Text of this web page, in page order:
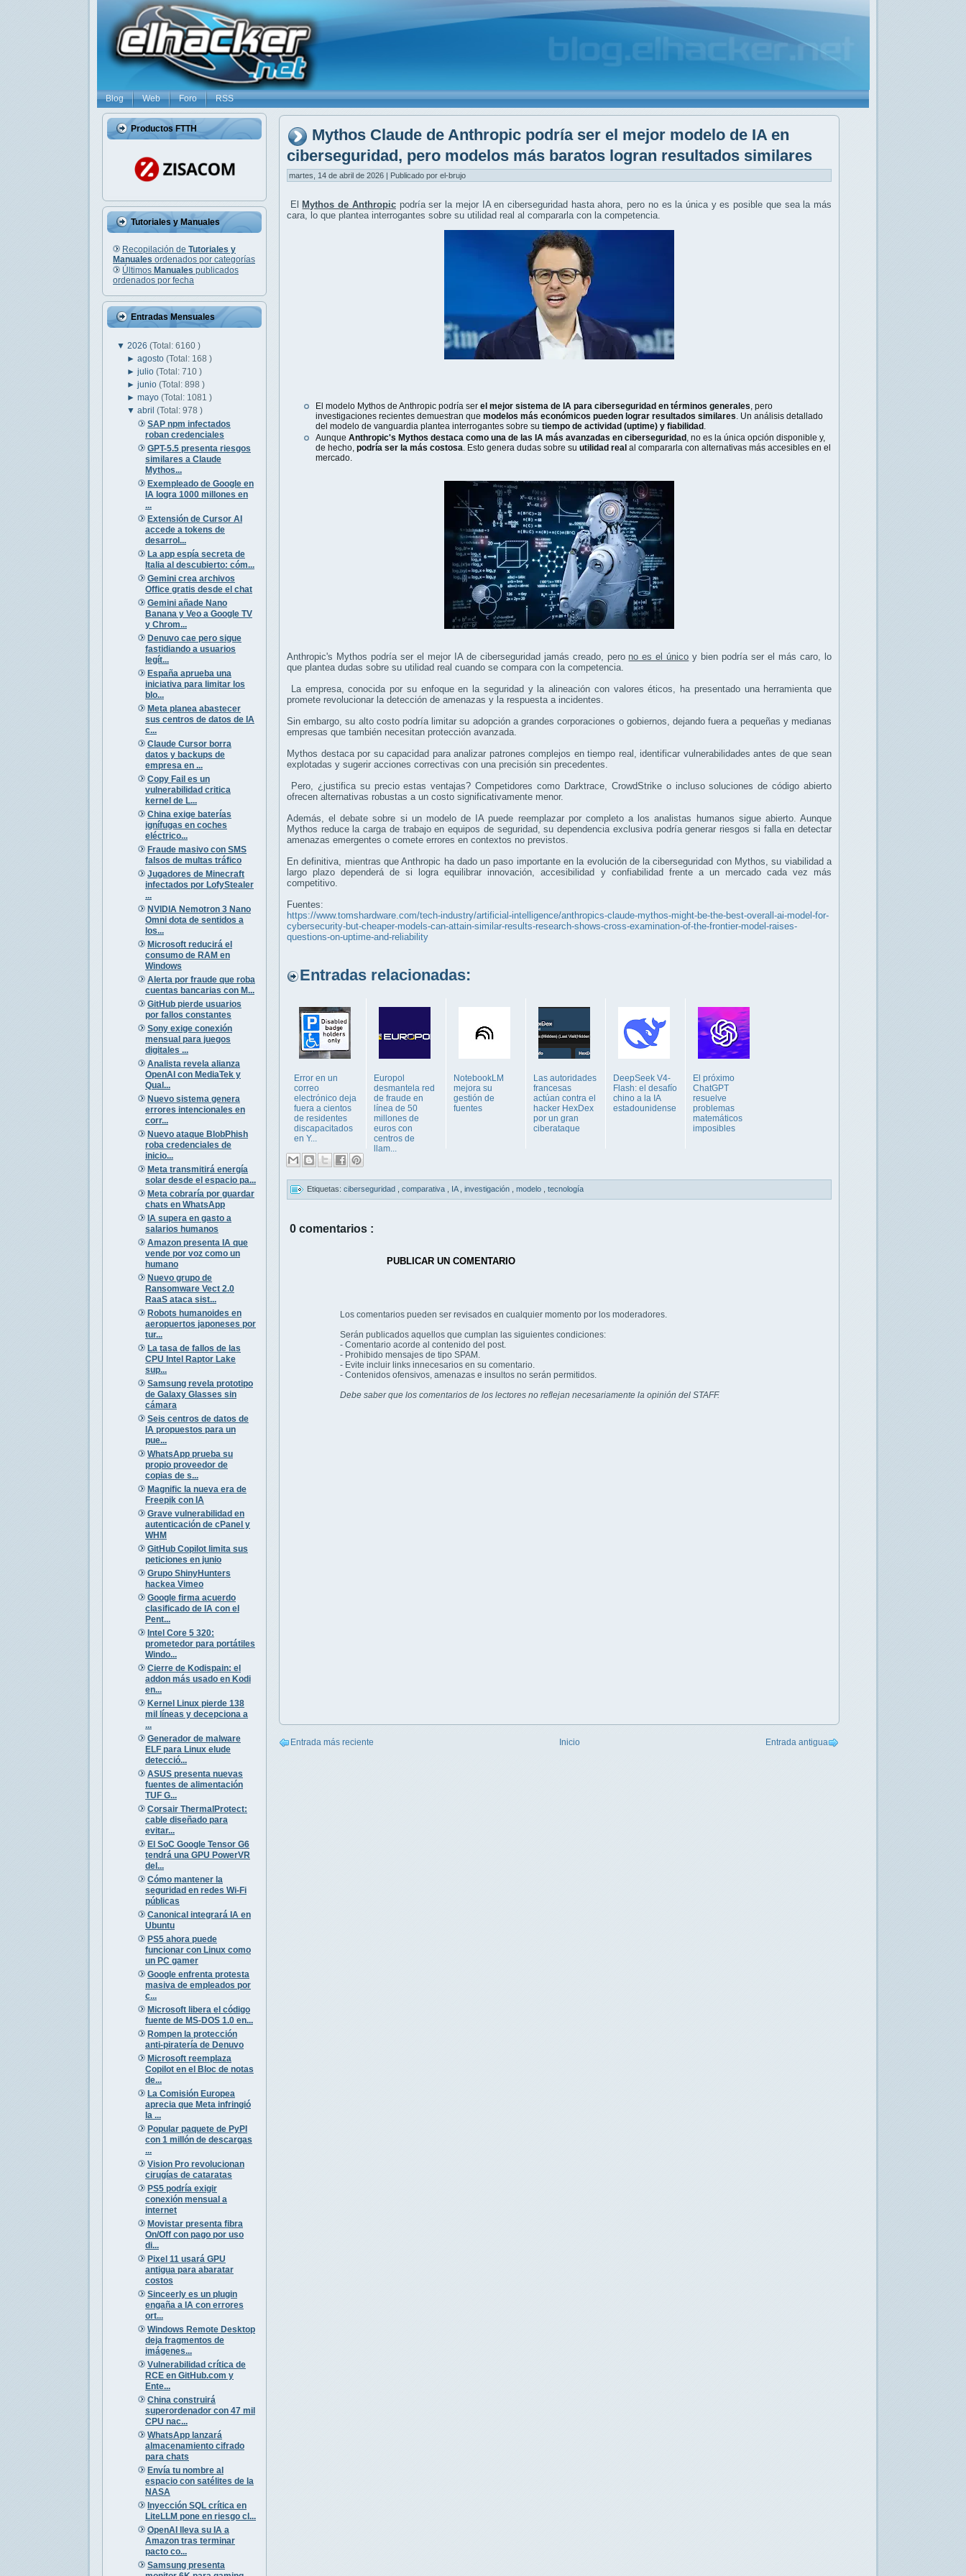
Blog Web Foro RSS
Productos FTTH
Tutoriales y Manuales
Recopilación de Tutoriales y
Manuales ordenados por categorías
Últimos Manuales publicados
ordenados por fecha
Entradas Mensuales
▼ 2026 (Total: 6160 )
►agosto(Total: 168 )
►julio(Total: 710 )
►junio(Total: 898 )
►mayo(Total: 1081 )
▼abril(Total: 978 )
SAP npm infectados
roban credenciales
GPT-5.5 presenta riesgos
similares a Claude
Mythos...
Exempleado de Google en
IA logra 1000 millones en
...
Extensión de Cursor AI
accede a tokens de
desarrol...
La app espía secreta de
Italia al descubierto: cóm...
Gemini crea archivos
Office gratis desde el chat
Gemini añade Nano
Banana y Veo a Google TV
y Chrom...
Denuvo cae pero sigue
fastidiando a usuarios
legít...
España aprueba una
iniciativa para limitar los
blo...
Meta planea abastecer
sus centros de datos de IA
c...
Claude Cursor borra
datos y backups de
empresa en ...
Copy Fail es un
vulnerabilidad critica
kernel de L...
China exige baterías
ignífugas en coches
eléctrico...
Fraude masivo con SMS
falsos de multas tráfico
Jugadores de Minecraft
infectados por LofyStealer
...
NVIDIA Nemotron 3 Nano
Omni dota de sentidos a
los...
Microsoft reducirá el
consumo de RAM en
Windows
Alerta por fraude que roba
cuentas bancarias con M...
GitHub pierde usuarios
por fallos constantes
Sony exige conexión
mensual para juegos
digitales ...
Analista revela alianza
OpenAI con MediaTek y
Qual...
Nuevo sistema genera
errores intencionales en
corr...
Nuevo ataque BlobPhish
roba credenciales de
inicio...
Meta transmitirá energía
solar desde el espacio pa...
Meta cobraría por guardar
chats en WhatsApp
IA supera en gasto a
salarios humanos
Amazon presenta IA que
vende por voz como un
humano
Nuevo grupo de
Ransomware Vect 2.0
RaaS ataca sist...
Robots humanoides en
aeropuertos japoneses por
tur...
La tasa de fallos de las
CPU Intel Raptor Lake
sup...
Samsung revela prototipo
de Galaxy Glasses sin
cámara
Seis centros de datos de
IA propuestos para un
pue...
WhatsApp prueba su
propio proveedor de
copias de s...
Magnific la nueva era de
Freepik con IA
Grave vulnerabilidad en
autenticación de cPanel y
WHM
GitHub Copilot limita sus
peticiones en junio
Grupo ShinyHunters
hackea Vimeo
Google firma acuerdo
clasificado de IA con el
Pent...
Intel Core 5 320:
prometedor para portátiles
Windo...
Cierre de Kodispain: el
addon más usado en Kodi
en...
Kernel Linux pierde 138
mil líneas y decepciona a
...
Generador de malware
ELF para Linux elude
detecció...
ASUS presenta nuevas
fuentes de alimentación
TUF G...
Corsair ThermalProtect:
cable diseñado para
evitar...
El SoC Google Tensor G6
tendrá una GPU PowerVR
del...
Cómo mantener la
seguridad en redes Wi-Fi
públicas
Canonical integrará IA en
Ubuntu
PS5 ahora puede
funcionar con Linux como
un PC gamer
Google enfrenta protesta
masiva de empleados por
c...
Microsoft libera el código
fuente de MS-DOS 1.0 en...
Rompen la protección
anti-piratería de Denuvo
Microsoft reemplaza
Copilot en el Bloc de notas
de...
La Comisión Europea
aprecia que Meta infringió
la ...
Popular paquete de PyPI
con 1 millón de descargas
...
Vision Pro revolucionan
cirugías de cataratas
PS5 podría exigir
conexión mensual a
internet
Movistar presenta fibra
On/Off con pago por uso
di...
Pixel 11 usará GPU
antigua para abaratar
costos
Sinceerly es un plugin
engaña a IA con errores
ort...
Windows Remote Desktop
deja fragmentos de
imágenes...
Vulnerabilidad crítica de
RCE en GitHub.com y
Ente...
China construirá
superordenador con 47 mil
CPU nac...
WhatsApp lanzará
almacenamiento cifrado
para chats
Envía tu nombre al
espacio con satélites de la
NASA
Inyección SQL crítica en
LiteLLM pone en riesgo cl...
OpenAI lleva su IA a
Amazon tras terminar
pacto co...
Samsung presenta
Mythos Claude de Anthropic podría ser el mejor modelo de IA en
ciberseguridad, pero modelos más baratos logran resultados similares
martes, 14 de abril de 2026 | Publicado por el-brujo
El Mythos de Anthropicpodría ser la mejor IA en ciberseguridad hasta ahora, pero no es la única y es posible que sea la más
cara, lo que plantea interrogantes sobre su utilidad real al compararla con la competencia.
El modelo Mythos de Anthropic podría ser el mejor sistema de IA para ciberseguridad en términos generales , pero
investigaciones recientes demuestran que modelos más económicos pueden lograr resultados similares . Un análisis detallado
del modelo de vanguardia plantea interrogantes sobre su tiempo de actividad (uptime) y fiabilidad
Aunque Anthropic's Mythos destaca como una de las IA más avanzadas en ciberseguridad , no es la única opción disponible y,
de hecho, podría ser la más costosa. Esto genera dudas sobre su utilidad real al compararla con alternativas más accesibles en el
mercado.
Anthropic's Mythos podría ser el mejor IA de ciberseguridad jamás creado, pero no es el único y bien podría ser el más caro, lo
que plantea dudas sobre su utilidad real cuando se compara con la competencia.
La empresa, conocida por su enfoque en la seguridad y la alineación con valores éticos, ha presentado una herramienta que
promete revolucionar la detección de amenazas y la respuesta a incidentes.
Sin embargo, su alto costo podría limitar su adopción a grandes corporaciones o gobiernos, dejando fuera a pequeñas y medianas
empresas que también necesitan protección avanzada.
Mythos destaca por su capacidad para analizar patrones complejos en tiempo real, identificar vulnerabilidades antes de que sean
explotadas y sugerir acciones correctivas con una precisión sin precedentes.
Pero, ¿justifica su precio estas ventajas? Competidores como Darktrace, CrowdStrike o incluso soluciones de código abierto
ofrecen alternativas robustas a un costo significativamente menor.
Además, el debate sobre si un modelo de IA puede reemplazar por completo a los analistas humanos sigue abierto. Aunque
Mythos reduce la carga de trabajo en equipos de seguridad, su dependencia exclusiva podría generar riesgos si falla en detectar
amenazas emergentes o comete errores en contextos no previstos.
En definitiva, mientras que Anthropic ha dado un paso importante en la evolución de la ciberseguridad con Mythos, su viabilidad a
largo plazo dependerá de si logra equilibrar innovación, accesibilidad y confiabilidad frente a un mercado cada vez más
competitivo.
Fuentes:
https://www.tomshardware.com/tech-industry/artificial-intelligence/anthropics-claude-mythos-might-be-the-best-overall-ai-model-for-
cybersecurity-but-cheaper-models-can-attain-similar-results-research-shows-cross-examination-of-the-frontier-model-raises-
questions-on-uptime-and-reliability
Entradas relacionadas:
Error en un
correo
electrónico deja
fuera a cientos
de residentes
discapacitados
en Y...
Europol
desmantela red
de fraude en
línea de 50
millones de
euros con
centros de
llam...
NotebookLM
mejora su
gestión de
fuentes
Las autoridades
francesas
actúan contra el
hacker HexDex
por un gran
ciberataque
DeepSeek V4-
Flash: el desafío
chino a la IA
estadounidense
El próximo
ChatGPT
resuelve
problemas
matemáticos
imposibles
Etiquetas: ciberseguridad comparativa IA investigación modelo tecnología
0 comentarios :
PUBLICAR UN COMENTARIO
Los comentarios pueden ser revisados en cualquier momento por los moderadores.
Serán publicados aquellos que cumplan las siguientes condiciones:
- Comentario acorde al contenido del post.
- Prohibido mensajes de tipo SPAM.
- Evite incluir links innecesarios en su comentario.
- Contenidos ofensivos, amenazas e insultos no serán permitidos.
Debe saber que los comentarios de los lectores no reflejan necesariamente la opinión del STAFF.
Entrada más reciente Entrada antigua
Inicio